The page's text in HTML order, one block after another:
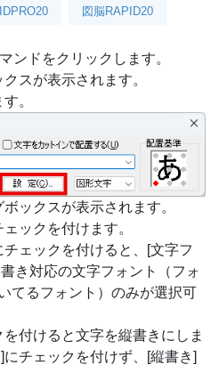
図脳RAPID20
ンドをクリックします。
スが表示されます。
。
ックスが表示されます。
ックを付けます。
チェックを付けると、[文字フ
き対応の文字フォント（フォ
てるフォント）のみが選択可
を付けると文字を縦書きにしま
チェックを付けず、[縦書き]